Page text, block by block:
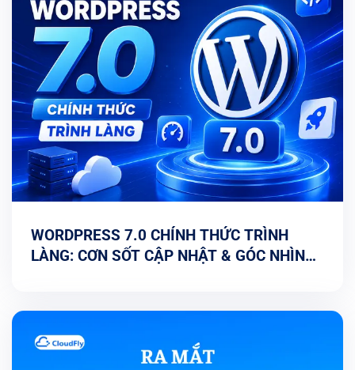
WORDPRESS 7.0 CHÍNH THỨC TRÌNH
LÀNG: CƠN SỐT CẬP NHẬT & GÓC NHÌN